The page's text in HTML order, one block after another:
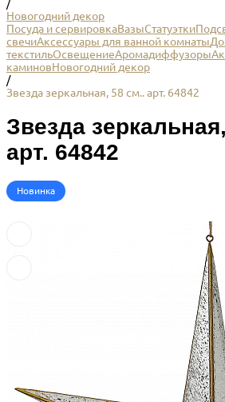
/
Новогодний декор
Посуда и сервировкаВазыСтатуэтки
свечиАксессуары для ванной комнаты
текстильОсвещениеАромадиффузоры
каминовНовогодний декор
/
Звезда зеркальная, 58 см.. арт. 64842
Звезда
арт. 64842
Новинка